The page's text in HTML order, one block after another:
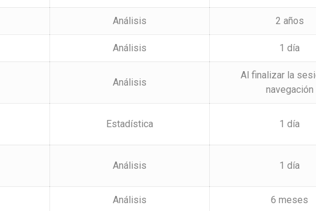
Análisis 2 años
Análisis 1 día
Análisis
Al finalizar la
navegación
Estadística 1 día
Análisis 1 día
Análisis 6 meses